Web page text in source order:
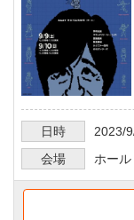
日時 2023/
会場
ホール